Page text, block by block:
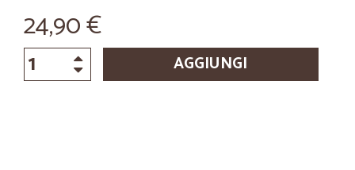
24,90 €
AGGIUNGI